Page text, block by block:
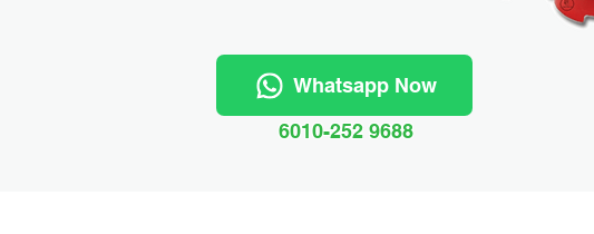
Whatsapp Now
6010-252 9688